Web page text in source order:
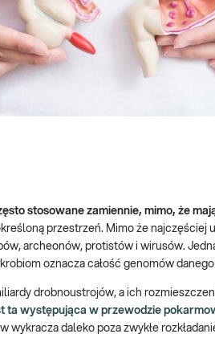
stosowane zamiennie, mimo, że
przestrzeń. Mimo że najczęściej
archeonów, protistów i wirusów.
oznacza całość genomów
drobnoustrojów, a ich
ta występująca w przewodzie
wykracza daleko poza zwykłe